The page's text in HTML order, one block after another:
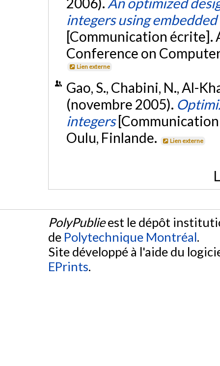
integers using
[Communication écrite].
Conference on
Lien externe
Gao, S., Chabini, N., Al-
(novembre 2005).
integers
Oulu, Finlande.
Lien externe
PolyPublieest le dépôt
de Polytechnique Montréal.
Site développé à l'aide du
EPrints.